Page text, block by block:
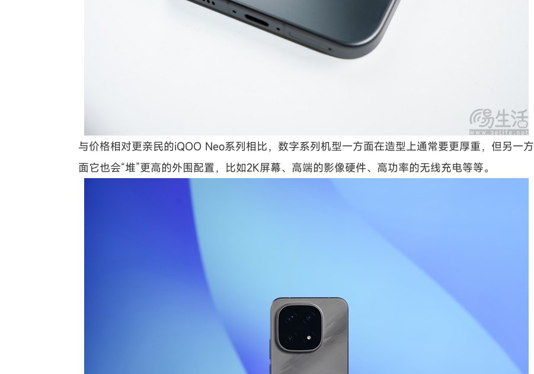
与价格相对更亲民的iQOO Neo系列相比，数字系列机型一方面在造型上通常要更厚重，但另一方
面它也会“堆”更高的外围配置，比如2K屏幕、高端的影像硬件、高功率的无线充电等等。